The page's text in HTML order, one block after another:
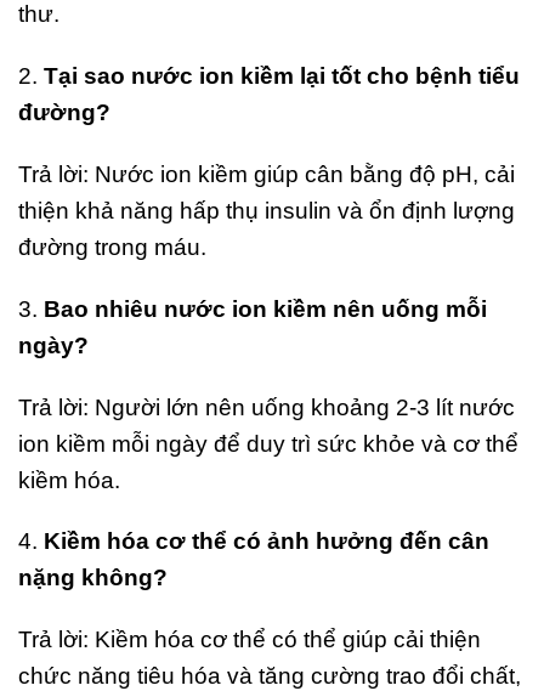
thư.
2. Tại sao nước ion kiềm lại tốt cho bệnh tiểu
đường?
Trả lời: Nước ion kiềm giúp cân bằng độ pH, cải
thiện khả năng hấp thụ insulin và ổn định lượng
đường trong máu.
3. Bao nhiêu nước ion kiềm nên uống mỗi
ngày?
Trả lời: Người lớn nên uống khoảng 2-3 lít nước
ion kiềm mỗi ngày để duy trì sức khỏe và cơ thể
kiềm hóa.
4. Kiềm hóa cơ thể có ảnh hưởng đến cân
nặng không?
Trả lời: Kiềm hóa cơ thể có thể giúp cải thiện
chức năng tiêu hóa và tăng cường trao đổi chất,